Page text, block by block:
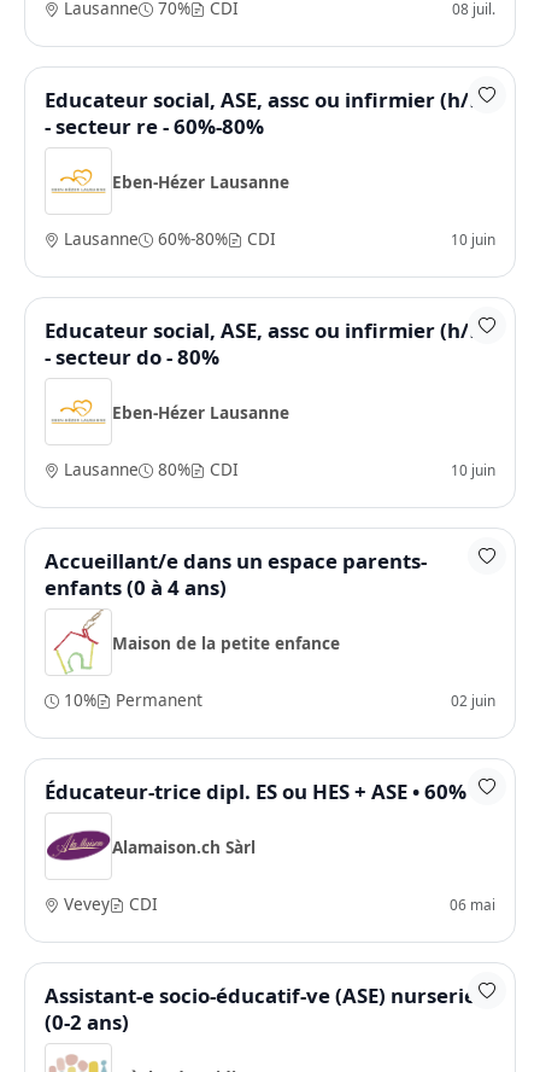
Lausanne 70% CDI 08 juil.
Educateur social, ASE, assc ou infirmier (h/f)
- secteur re - 60%-80%
Eben-Hézer Lausanne
Lausanne 60%-80% CDI 10 juin
Educateur social, ASE, assc ou infirmier (h/f)
- secteur do - 80%
Eben-Hézer Lausanne
Lausanne 80% CDI 10 juin
Accueillant/e dans un espace parents-
enfants (0 à 4 ans)
Maison de la petite enfance
10% Permanent 02 juin
Éducateur-trice dipl. ES ou HES + ASE • 60%
Alamaison.ch Sàrl
Vevey CDI 06 mai
Assistant-e socio-éducatif-ve (ASE) nurserie
(0-2 ans)